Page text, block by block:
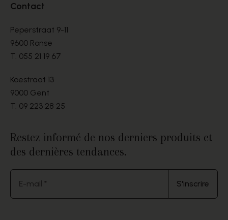
Contact
Peperstraat 9-11
9600 Ronse
T. 055 21 19 67
Koestraat 13
9000 Gent
T. 09 223 28 25
Restez informé de nos derniers produits et
des dernières tendances.
E-mail * S'inscrire